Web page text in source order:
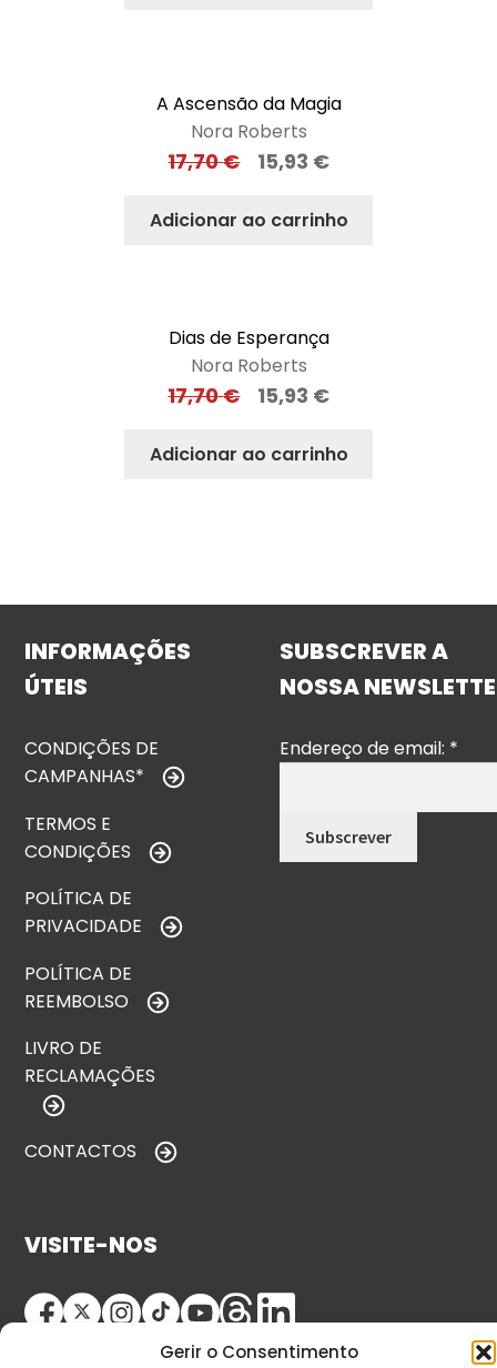
Gerir o Consentimento
A Ascensão da Magia
Nora Roberts
17,70€ 15,93 €
Adicionar ao carrinho
Dias de Esperança
Nora Roberts
17,70€ 15,93 €
Adicionar ao carrinho
INFORMAÇÕES
ÚTEIS
CONDIÇÕES DE
CAMPANHAS*
TERMOS E
CONDIÇÕES
POLÍTICA DE
PRIVACIDADE
POLÍTICA DE
REEMBOLSO
LIVRO DE
RECLAMAÇÕES
CONTACTOS
SUBSCREVER A
NOSSA
Endereço de email: *
VISITE-NOS